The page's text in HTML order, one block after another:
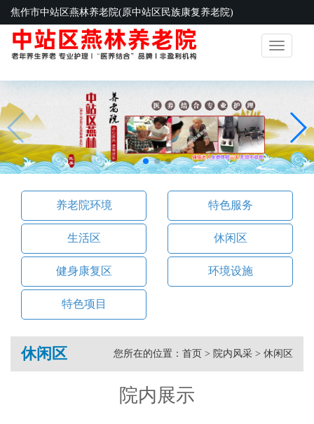
焦作市中站区燕林养老院(原中站区民族康复养老院)
Toggle
养老院环境 特色服务
生活区 休闲区
健身康复区 环境设施
特色项目
休闲区 您所在的位置： 首页 > 院内风采 > 休闲区
院内展示